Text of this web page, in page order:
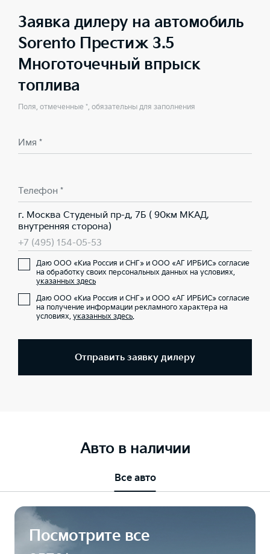
Заявка дилеру на автомобиль
Sorento Престиж 3.5
Многоточечный впрыск
топлива
Поля, отмеченные *, обязательны для заполнения
Имя *
Телефон *
г. Москва Студеный пр-д, 7Б ( 90км МКАД,
внутренняя сторона)
+7 (495) 154-05-53
Даю ООО «Киа Россия и СНГ» и ООО «АГ ИРБИС» согласие
на обработку своих персональных данных на условиях,
указанных здесь
Даю ООО «Киа Россия и СНГ» и ООО «АГ ИРБИС» согласие
на получение информации рекламного характера на
условиях, указанных здесь.
Отправить заявку дилеру
Авто в наличии
Все авто
Посмотрите все